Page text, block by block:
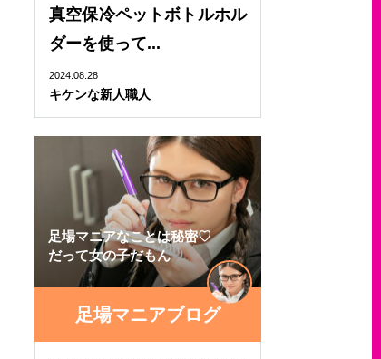
真空保冷ペットボトルホル
ダーを使って...
2024.08.28
キケンな新人職人
足場マニアなことは秘密♡
だって女の子だもん
足場マニアブログ